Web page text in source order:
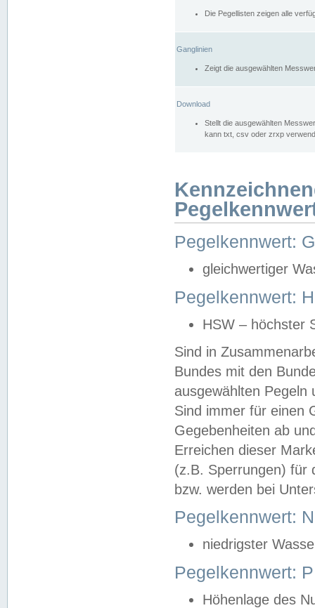
Die Pegellisten zeigen alle
Ganglinien
Zeigt die ausgewählten
Download
Stellt die ausgewählten
kann txt, csv oder zrxp
Pegelkennwert:
gleichwertiger
Pegelkennwert:
HSW – höchster
Sind in
Bundes mit den
ausgewählten
Sind immer für einen
Gegebenheiten ab
Erreichen dieser
(z.B. Sperrungen) für
bzw. werden bei
Pegelkennwert:
niedrigster
Pegelkennwert:
Höhenlage des